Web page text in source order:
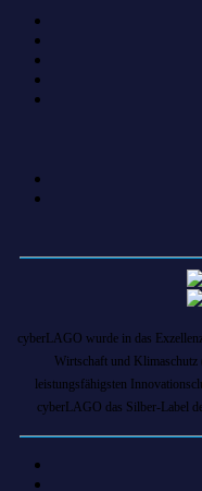
cyberLAGO wurde in das
Wirtschaft und
leistungsfähigsten
cyberLAGO das Silber-Label